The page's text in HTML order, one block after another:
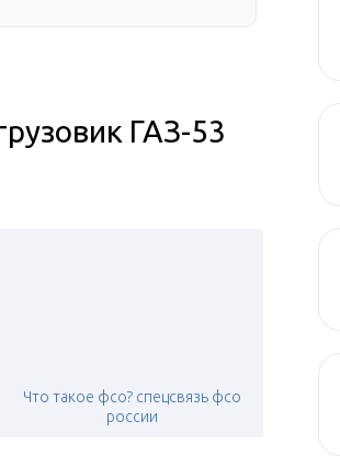
ГАЗ-53
Что такое фсо? спецсвязь фсо
россии